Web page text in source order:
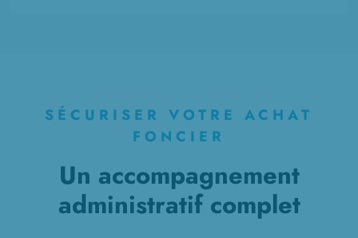
SÉCURISER VOTRE ACHAT
FONCIER
Un accompagnement
administratif complet